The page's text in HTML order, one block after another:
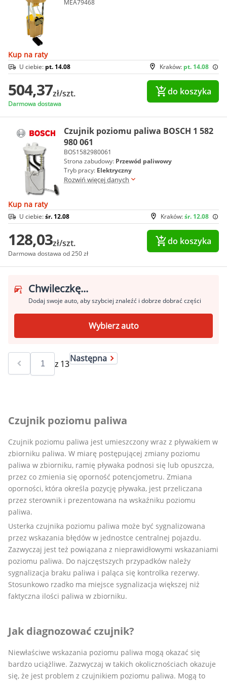
MEA79468
Kup na raty
Kraków: pt. 14.08
U ciebie: pt. 14.08
504,37zł/szt.
Darmowa dostawa
do koszyka
Czujnik poziomu paliwa BOSCH 1 582
980 061
BOS1582980061
Strona zabudowy: Przewód paliwowy
Tryb pracy: Elektryczny
Rozwiń więcej danych
Kup na raty
Kraków:śr. 12.08
U ciebie:śr. 12.08
128,03zł/szt.
Darmowa dostawa od 250 zł
do koszyka
Chwileczkę...
Dodaj swoje auto, aby szybciej znaleźć i dobrze dobrać części
Wybierz auto
z 13Następna
Czujnik poziomu paliwa
Czujnik poziomu paliwa jest umieszczony wraz z pływakiem w
zbiorniku paliwa. W miarę postępującej zmiany poziomu
paliwa w zbiorniku, ramię pływaka podnosi się lub opuszcza,
przez co zmienia się oporność potencjometru. Zmiana
oporności, która określa pozycję pływaka, jest przeliczana
przez sterownik i prezentowana na wskaźniku poziomu
paliwa.
Usterka czujnika poziomu paliwa może być sygnalizowana
przez wskazania błędów w jednostce centralnej pojazdu.
Zazwyczaj jest też powiązana z nieprawidłowymi wskazaniami
poziomu paliwa. Do najczęstszych przypadków należy
sygnalizacja braku paliwa i paląca się kontrolka rezerwy.
Stosunkowo rzadko ma miejsce sygnalizacja większej niż
faktyczna ilości paliwa w zbiorniku.
Jak diagnozować czujnik?
Niewłaściwe wskazania poziomu paliwa mogą okazać się
bardzo uciążliwe. Zazwyczaj w takich okolicznościach okazuje
się, że jest problem z czujnikiem poziomu paliwa. Mogą to